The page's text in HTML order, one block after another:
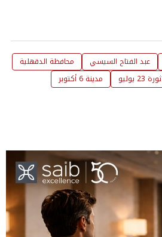
عبد الفتاح السيسي
محافظة الدقهلية
ثورة 23 يوليو
مدينة 6 أكتوبر